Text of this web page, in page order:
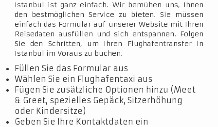
Istanbul ist ganz einfach. Wir bemühen uns, Ihnen
den bestmöglichen Service zu bieten. Sie müssen
einfach das Formular auf unserer Website mit Ihren
Reisedaten ausfüllen und sich entspannen. Folgen
Sie den Schritten, um Ihren Flughafentransfer in
Istanbul im Voraus zu buchen.
Füllen Sie das Formular aus
Wählen Sie ein Flughafentaxi aus
Fügen Sie zusätzliche Optionen hinzu (Meet
& Greet, spezielles Gepäck, Sitzerhöhung
oder Kindersitze)
Geben Sie Ihre Kontaktdaten ein